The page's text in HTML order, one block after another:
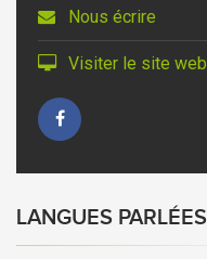
Nous écrire
Visiter le site web
LANGUES PARLÉES